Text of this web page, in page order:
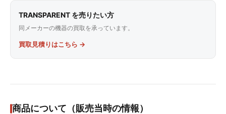
TRANSPARENT を売りたい方
同メーカーの機器の買取を承っています。
買取見積りはこちら →
商品について（販売当時の情報）